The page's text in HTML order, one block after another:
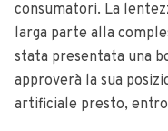
consumatori. La
larga parte alla
stata presentata una
approverà la sua
artificiale presto,